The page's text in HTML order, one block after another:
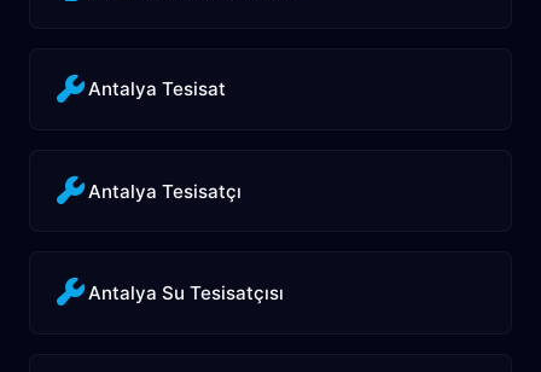
Antalya Tesisat
Antalya Tesisatçı
Antalya Su Tesisatçısı